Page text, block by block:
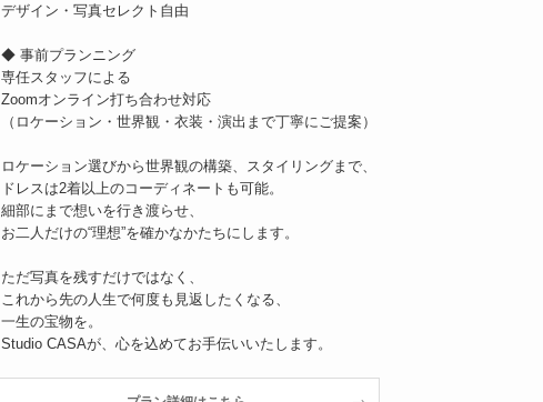
デザイン・写真セレクト自由
◆ 事前プランニング
専任スタッフによる
Zoomオンライン打ち合わせ対応
（ロケーション・世界観・衣装・演出まで丁寧にご提案）
ロケーション選びから世界観の構築、スタイリングまで、
ドレスは2着以上のコーディネートも可能。
細部にまで想いを行き渡らせ、
お二人だけの“理想”を確かなかたちにします。
ただ写真を残すだけではなく、
これから先の人生で何度も見返したくなる、
一生の宝物を。
Studio CASAが、心を込めてお手伝いいたします。